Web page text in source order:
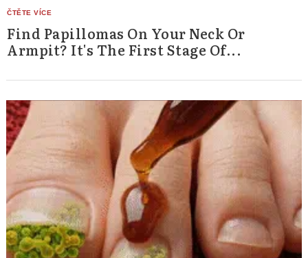
Find Papillomas On Your Neck Or
Armpit? It's The First Stage Of...